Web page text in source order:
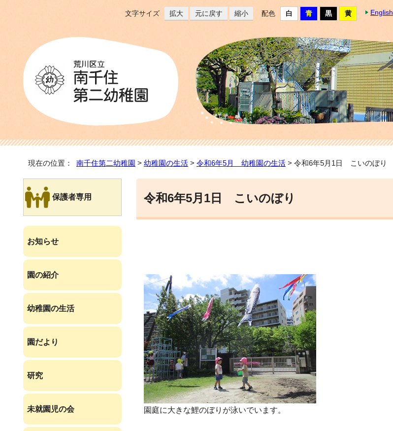
文字サイズ 拡大 元に戻す 縮小 配色 English
現在の位置： 南千住第二幼稚園 > 幼稚園の生活 > 令和6年5月 幼稚園の生活 > 令和6年5月1日 こいのぼり
令和6年5月1日 こいのぼり
園庭に大きな鯉のぼりが泳いでいます。
保護者専用
お知らせ
園の紹介
幼稚園の生活
園だより
研究
未就園児の会